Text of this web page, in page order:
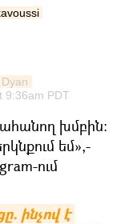
9:36am PDT
խմբին։
եմ»,-
ում
ինչով է